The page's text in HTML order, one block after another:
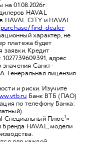
01.08.2026г.
HAVAL
HAVAL CITY и HAVAL
find-dealer
характер, не
платежа будет
заявки. Кредит
адрес
значения Санкт-
Генеральная лицензия
и риски. Изучите
Банк ВТБ (ПАО)
по телефону Банка:
Специальный Плюс¹»
Бренда HAVAL, модели